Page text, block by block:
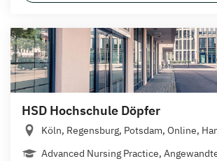
HSD Hochschule Döpfer
Köln, Regensburg, Potsdam, Online,
Advanced Nursing Practice,